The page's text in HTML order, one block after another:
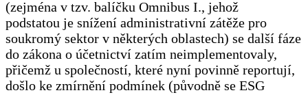
(zejména v tzv. balíčku Omnibus I., jehož
podstatou je snížení administrativní zátěže pro
soukromý sektor v některých oblastech) se další fáze
do zákona o účetnictví zatím neimplementovaly,
přičemž u společností, které nyní povinně reportují,
došlo ke zmírnění podmínek (původně se ESG